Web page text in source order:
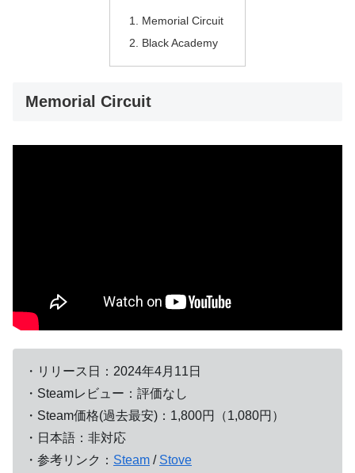
Memorial Circuit
Black Academy
Memorial Circuit
・リリース日：2024年4月11日
・Steamレビュー：評価なし
・Steam価格(過去最安)：1,800円（1,080円）
・日本語：非対応
・参考リンク： Steam / Stove